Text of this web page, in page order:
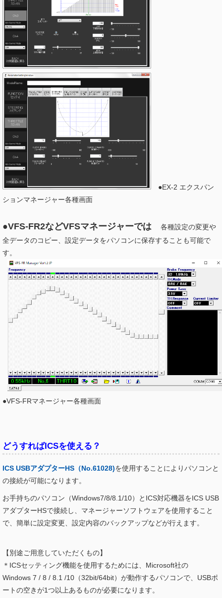
●EX-2 エクスパン
ションマネージャー各種画面
●VFS-FR2などVFSマネージャーでは
各種設定の変更や
全データのコピー、設定データをパソコンに保存することも可能で
す。
●VFS-FRマネージャー各種画面
どうすればICSを使える？
ICS USBアダプターHS（No.61028)を使用することによりパソコンと
の接続が可能になります。
お手持ちのパソコン（Windows7/8/8.1/10）とICS対応機器をICS USB
アダプターHSで接続し、マネージャーソフトウェアを使用すること
で、簡単に設定変更、設定内容のバックアップなどが行えます。
【別途ご用意していただくもの】
＊ICSセッティング機能を使用するためには、Microsoft社の
Windows 7 / 8 / 8.1 /10（32bit/64bit） が動作するパソコンで、USBポ
ートの空きが1つ以上あるものが必要になります。